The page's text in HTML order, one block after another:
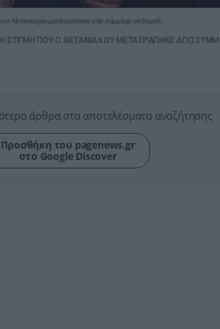
ο Νετανιάχου μετατράπηκε από σύμμαχο σε βαρίδι
ΣΤΙΓΜΗ ΠΟΥ Ο ΝΕΤΑΝΙΑΧΟΥ ΜΕΤΑΤΡΑΠΗΚΕ ΑΠΟ
άρθρα στα αποτελέσματα αναζήτησης
Προσθήκη του pagenews.gr
στο Google Discover